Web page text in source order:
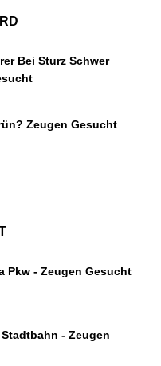
Bei Sturz Schwer
Zeugen Gesucht
Pkw - Zeugen Gesucht
- Zeugen